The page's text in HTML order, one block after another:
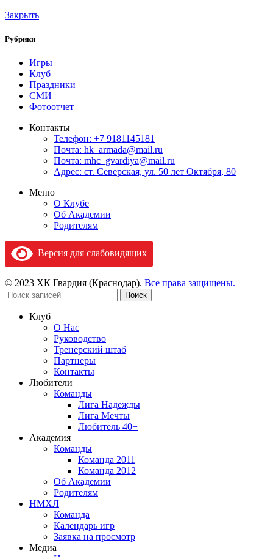
Закрыть
Рубрики
Игры
Клуб
Праздники
СМИ
Фотоотчет
Контакты
Телефон: +7 9181145181
Почта: hk_armada@mail.ru
Почта: mhc_gvardiya@mail.ru
Адрес: ст. Северская, ул. 50 лет Октября, 80
Меню
О Клубе
Об Академии
Родителям
Версия для слабовидящих
© 2023 ХК Гвардия (Краснодар). Все права защищены.
Поиск
Клуб
О Нас
Руководство
Тренерский штаб
Партнеры
Контакты
Любители
Команды
Лига Надежды
Лига Мечты
Любитель 40+
Академия
Команды
Команда 2011
Команда 2012
Об Академии
Родителям
НМХЛ
Команда
Календарь игр
Заявка на просмотр
Медиа